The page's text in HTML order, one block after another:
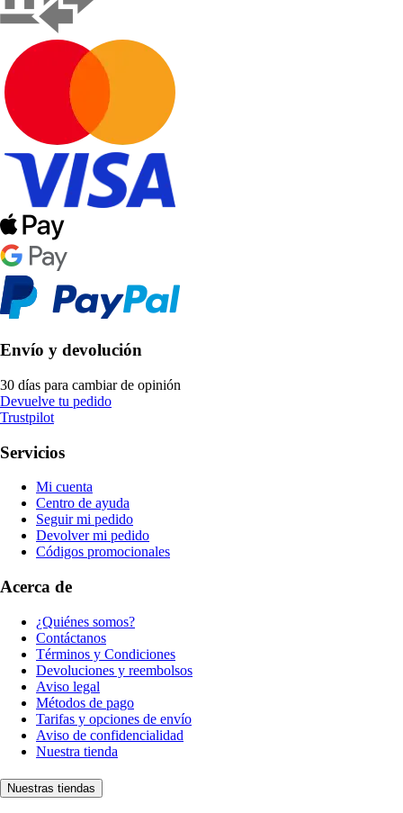
Envío y devolución
30 días para cambiar de opinión
Devuelve tu pedido
Trustpilot
Servicios
Mi cuenta
Centro de ayuda
Seguir mi pedido
Devolver mi pedido
Códigos promocionales
Acerca de
¿Quiénes somos?
Contáctanos
Términos y Condiciones
Devoluciones y reembolsos
Aviso legal
Métodos de pago
Tarifas y opciones de envío
Aviso de confidencialidad
Nuestra tienda
Nuestras tiendas